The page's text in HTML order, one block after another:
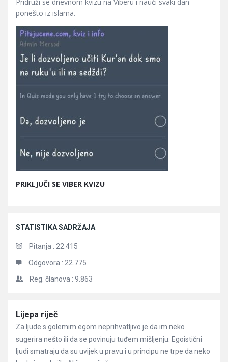
ponešto iz islama.
PRIKLJUČI SE VIBER KVIZU
STATISTIKA SADRŽAJA
Pitanja : 22.415
Odgovora : 22.775
Reg. članova : 9.863
Članci
Lijepa riječ
Za ljude s golemim egom neprihvatljivo je da im neko
sugerira nešto ili da se povinuju tuđem mišljenju. Egoistični
ljudi smatraju da su uvijek u pravu i u principu ne trpe da neko